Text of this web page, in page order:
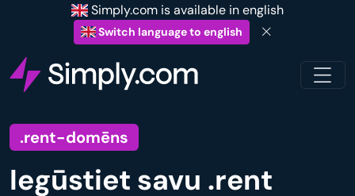
Simply.com is available in english
Switch language to english
.rent-domēns
Iegūstiet savu .rent